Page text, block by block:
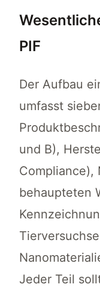
PIF
Der Aufbau
umfasst
und B),
Compliance),
behaupteten
Jeder Teil